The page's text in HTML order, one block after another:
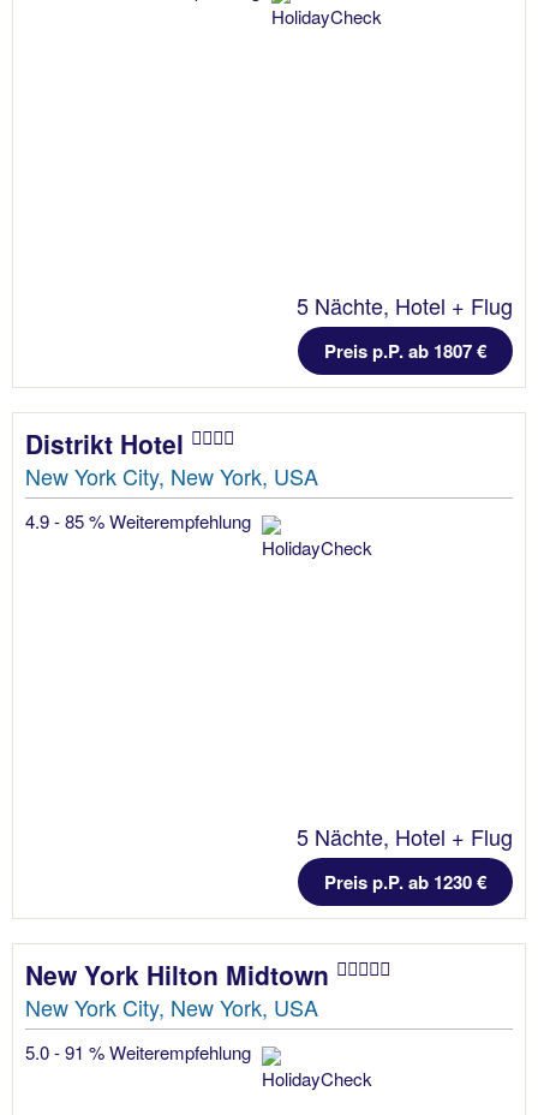
5 Nächte, Hotel + Flug
Preis p.P. ab 1807 €
Distrikt Hotel
New York City, New York, USA
4.9 - 85 % Weiterempfehlung
5 Nächte, Hotel + Flug
Preis p.P. ab 1230 €
New York Hilton Midtown
New York City, New York, USA
5.0 - 91 % Weiterempfehlung